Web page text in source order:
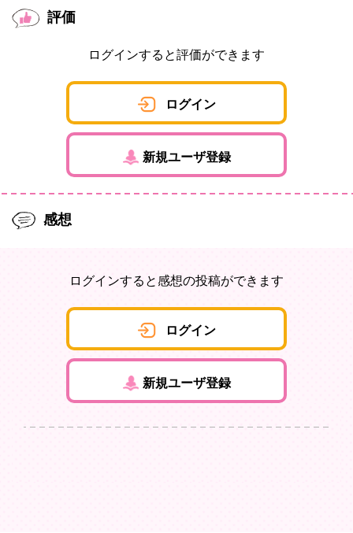
評価
ログインすると評価ができます
ログイン
新規ユーザ登録
感想
ログインすると感想の投稿ができます
ログイン
新規ユーザ登録